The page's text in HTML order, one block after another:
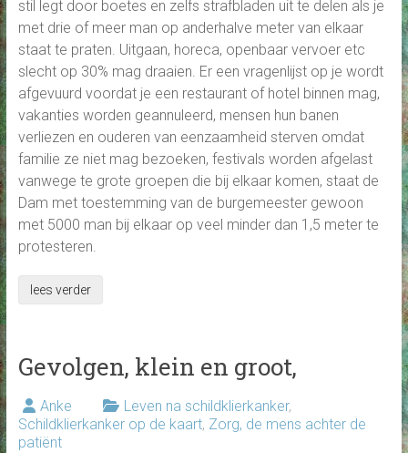
stil legt door boetes en zelfs strafbladen uit te delen als je
met drie of meer man op anderhalve meter van elkaar
staat te praten. Uitgaan, horeca, openbaar vervoer etc
slecht op 30% mag draaien. Er een vragenlijst op je wordt
afgevuurd voordat je een restaurant of hotel binnen mag,
vakanties worden geannuleerd, mensen hun banen
verliezen en ouderen van eenzaamheid sterven omdat
familie ze niet mag bezoeken, festivals worden afgelast
vanwege te grote groepen die bij elkaar komen, staat de
Dam met toestemming van de burgemeester gewoon
met 5000 man bij elkaar op veel minder dan 1,5 meter te
protesteren.
lees verder
Gevolgen, klein en groot,
Anke Leven na schildklierkanker,
Schildklierkanker op de kaart, Zorg, de mens achter de
patiënt